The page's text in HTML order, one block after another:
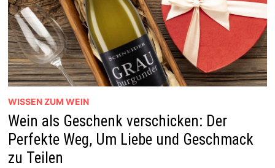
WISSEN ZUM WEIN
Wein als Geschenk verschicken: Der
Perfekte Weg, Um Liebe und Geschmack
zu Teilen